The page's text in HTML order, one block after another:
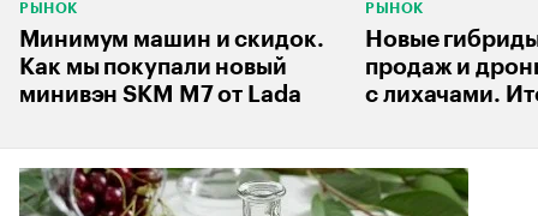
РЫНОК
Минимум машин и скидок.
Как мы покупали новый
минивэн SKM M7 от Lada
РЫНОК
Новые
продаж и
с лихачами.